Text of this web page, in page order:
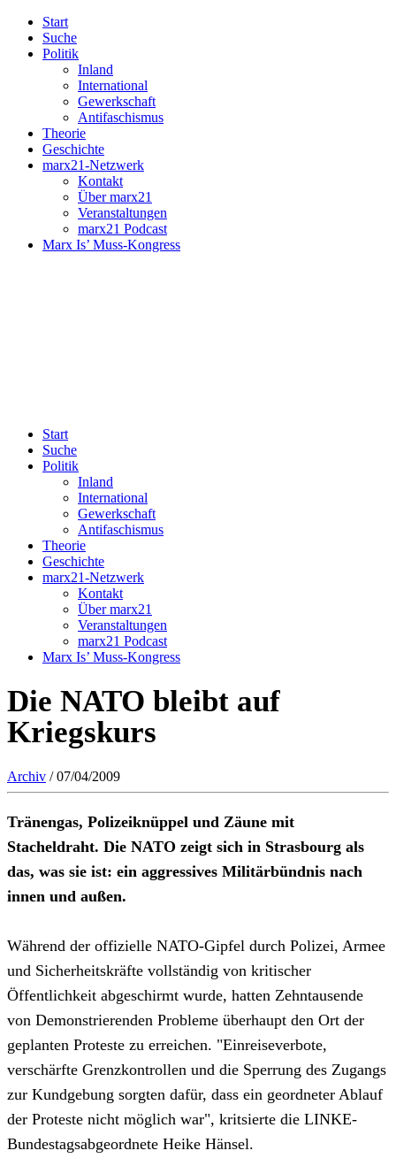
Start
Suche
Politik
Inland
International
Gewerkschaft
Antifaschismus
Theorie
Geschichte
marx21-Netzwerk
Kontakt
Über marx21
Veranstaltungen
marx21 Podcast
Marx Is’ Muss-Kongress
Start
Suche
Politik
Inland
International
Gewerkschaft
Antifaschismus
Theorie
Geschichte
marx21-Netzwerk
Kontakt
Über marx21
Veranstaltungen
marx21 Podcast
Marx Is’ Muss-Kongress
Die NATO bleibt auf
Kriegskurs
Archiv / 07/04/2009
Tränengas, Polizeiknüppel und Zäune mit
Stacheldraht. Die NATO zeigt sich in Strasbourg als
das, was sie ist: ein aggressives Militärbündnis nach
innen und außen.
Während der offizielle NATO-Gipfel durch Polizei, Armee
und Sicherheitskräfte vollständig von kritischer
Öffentlichkeit abgeschirmt wurde, hatten Zehntausende
von Demonstrierenden Probleme überhaupt den Ort der
geplanten Proteste zu erreichen. "Einreiseverbote,
verschärfte Grenzkontrollen und die Sperrung des Zugangs
zur Kundgebung sorgten dafür, dass ein geordneter Ablauf
der Proteste nicht möglich war", kritsierte die LINKE-
Bundestagsabgeordnete Heike Hänsel.